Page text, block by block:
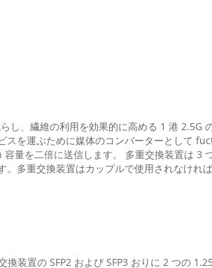
し、繊維の利用を効果的に高める 1 港 2.5G
を運ぶために媒体のコンバーターとして
量を二倍に送信します。 多重交換装置は 3
。多重交換装置はカップルで使用されなけれ
装置の SFP2 および SFP3 おりに 2 つの